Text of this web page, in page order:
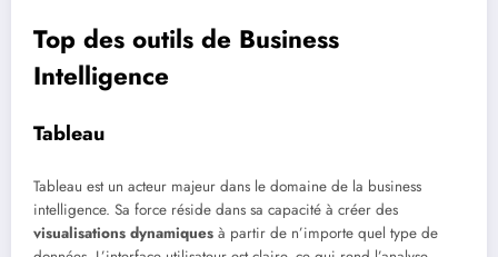
Top des outils de Business
Intelligence
Tableau
Tableau est un acteur majeur dans le domaine de la business
intelligence. Sa force réside dans sa capacité à créer des
visualisations dynamiques à partir de n’importe quel type de